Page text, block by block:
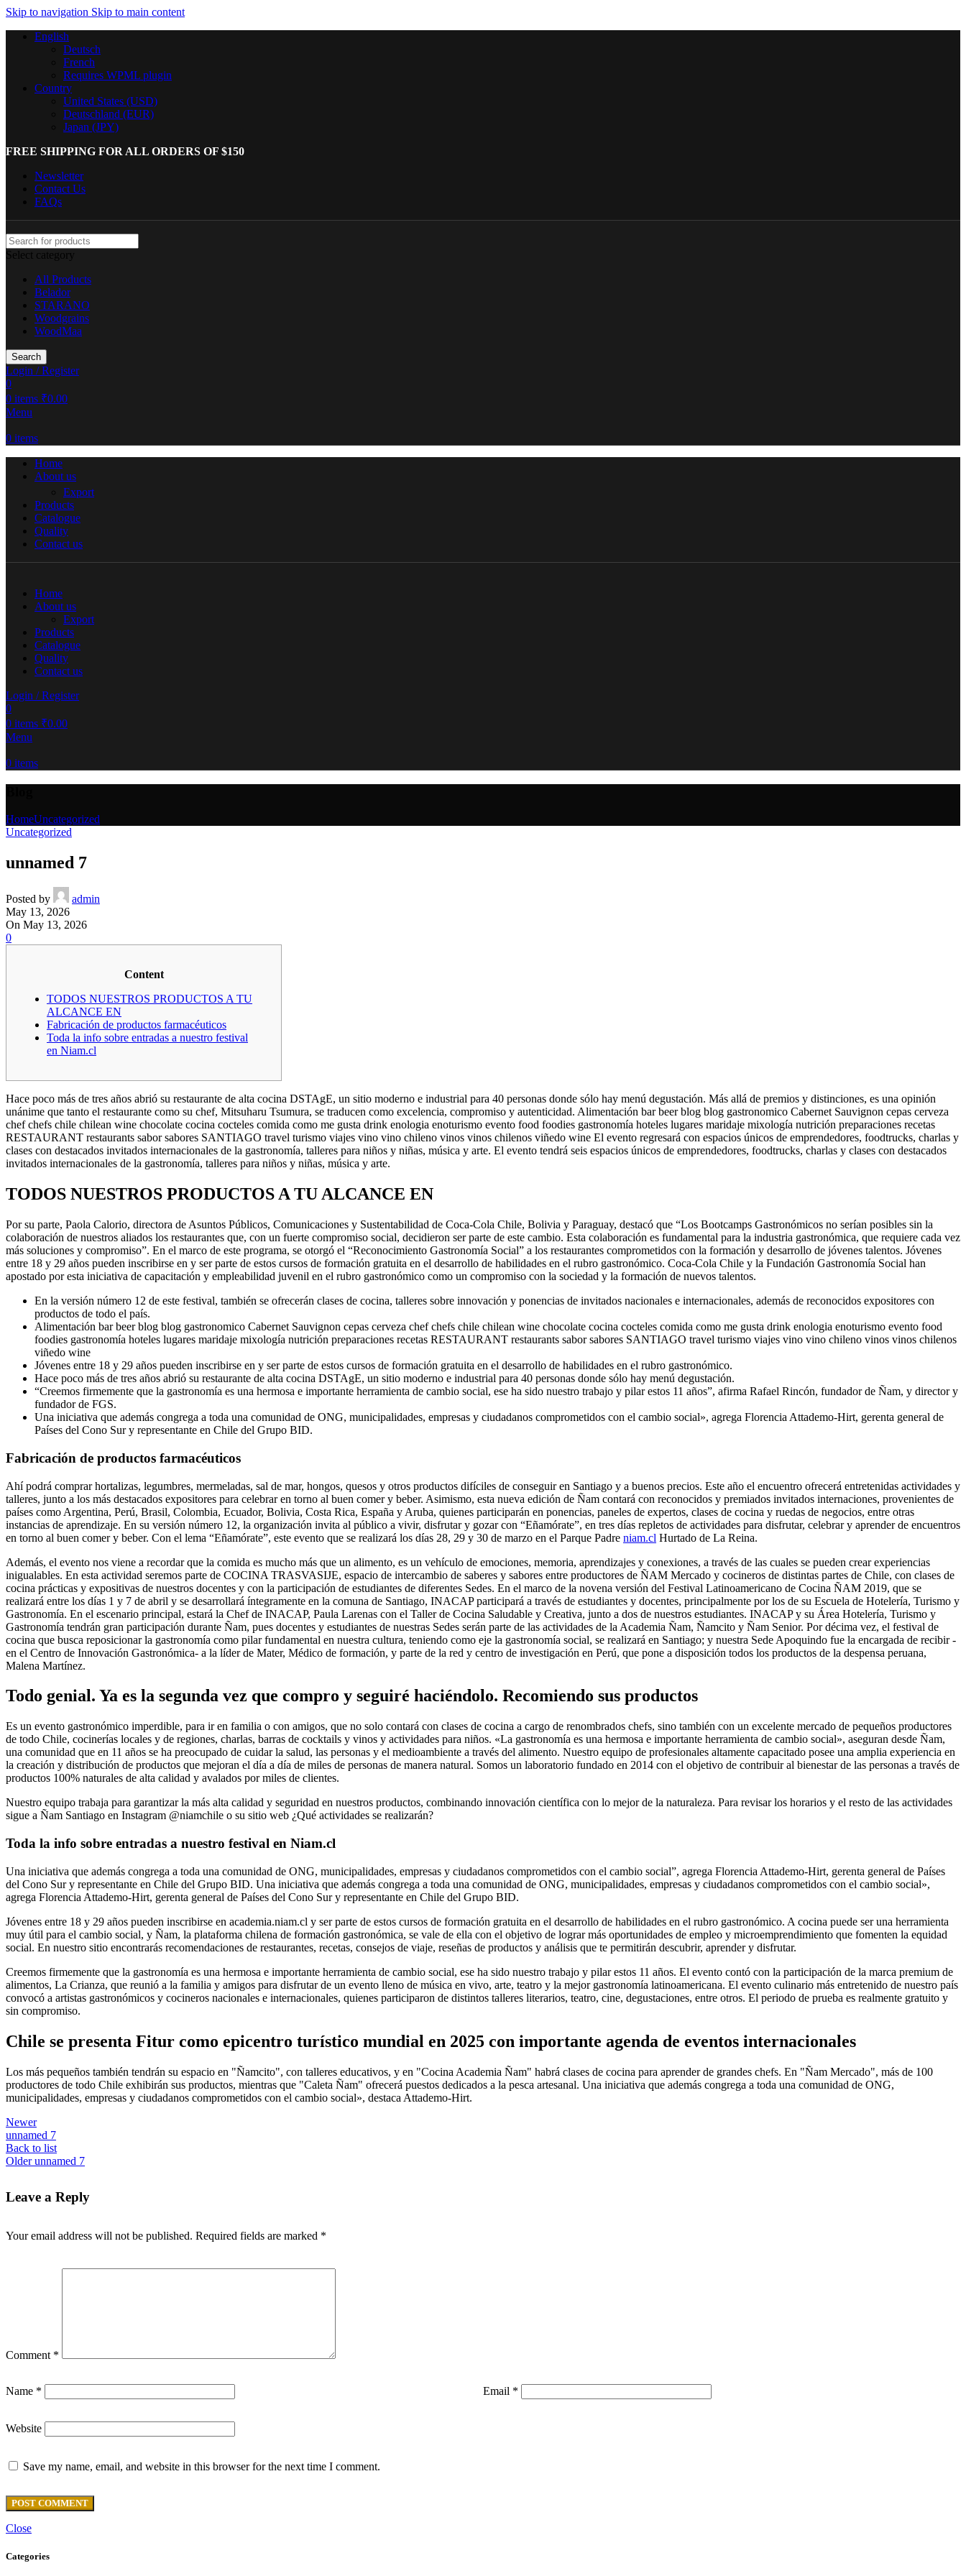
Skip to navigation Skip to main content
English
Deutsch
French
Requires WPML plugin
Country
United States (USD)
Deutschland (EUR)
Japan (JPY)
FREE SHIPPING FOR ALL ORDERS OF $150
Newsletter
Contact Us
FAQs
Select category
All Products
Belador
STARANO
Woodgrains
WoodMaa
Search
Login / Register
0
0 items ₹0.00
Menu
0 items
Home
About us
Export
Products
Catalogue
Quality
Contact us
Home
About us
Export
Products
Catalogue
Quality
Contact us
Login / Register
0
0 items ₹0.00
Menu
0 items
HomeUncategorized
Uncategorized
unnamed 7
Posted by
admin
May 13, 2026
On May 13, 2026
0
Content
TODOS NUESTROS PRODUCTOS A TU
ALCANCE EN
Fabricación de productos farmacéuticos
Toda la info sobre entradas a nuestro festival
en Niam.cl
Hace poco más de tres años abrió su restaurante de alta cocina DSTAgE, un sitio moderno e industrial para 40 personas donde sólo hay menú degustación. Más allá de premios y distinciones, es una opinión
unánime que tanto el restaurante como su chef, Mitsuharu Tsumura, se traducen como excelencia, compromiso y autenticidad. Alimentación bar beer blog blog gastronomico Cabernet Sauvignon cepas cerveza
chef chefs chile chilean wine chocolate cocina cocteles comida como me gusta drink enologia enoturismo evento food foodies gastronomía hoteles lugares maridaje mixología nutrición preparaciones recetas
RESTAURANT restaurants sabor sabores SANTIAGO travel turismo viajes vino vino chileno vinos vinos chilenos viñedo wine El evento regresará con espacios únicos de emprendedores, foodtrucks, charlas y
clases con destacados invitados internacionales de la gastronomía, talleres para niños y niñas, música y arte. El evento tendrá seis espacios únicos de emprendedores, foodtrucks, charlas y clases con destacados
invitados internacionales de la gastronomía, talleres para niños y niñas, música y arte.
TODOS NUESTROS PRODUCTOS A TU ALCANCE EN
Por su parte, Paola Calorio, directora de Asuntos Públicos, Comunicaciones y Sustentabilidad de Coca-Cola Chile, Bolivia y Paraguay, destacó que “Los Bootcamps Gastronómicos no serían posibles sin la
colaboración de nuestros aliados los restaurantes que, con un fuerte compromiso social, decidieron ser parte de este cambio. Esta colaboración es fundamental para la industria gastronómica, que requiere cada vez
más soluciones y compromiso”. En el marco de este programa, se otorgó el “Reconocimiento Gastronomía Social” a los restaurantes comprometidos con la formación y desarrollo de jóvenes talentos. Jóvenes
entre 18 y 29 años pueden inscribirse en y ser parte de estos cursos de formación gratuita en el desarrollo de habilidades en el rubro gastronómico. Coca-Cola Chile y la Fundación Gastronomía Social han
apostado por esta iniciativa de capacitación y empleabilidad juvenil en el rubro gastronómico como un compromiso con la sociedad y la formación de nuevos talentos.
En la versión número 12 de este festival, también se ofrecerán clases de cocina, talleres sobre innovación y ponencias de invitados nacionales e internacionales, además de reconocidos expositores con
productos de todo el país.
Alimentación bar beer blog blog gastronomico Cabernet Sauvignon cepas cerveza chef chefs chile chilean wine chocolate cocina cocteles comida como me gusta drink enologia enoturismo evento food
foodies gastronomía hoteles lugares maridaje mixología nutrición preparaciones recetas RESTAURANT restaurants sabor sabores SANTIAGO travel turismo viajes vino vino chileno vinos vinos chilenos
viñedo wine
Jóvenes entre 18 y 29 años pueden inscribirse en y ser parte de estos cursos de formación gratuita en el desarrollo de habilidades en el rubro gastronómico.
Hace poco más de tres años abrió su restaurante de alta cocina DSTAgE, un sitio moderno e industrial para 40 personas donde sólo hay menú degustación.
“Creemos firmemente que la gastronomía es una hermosa e importante herramienta de cambio social, ese ha sido nuestro trabajo y pilar estos 11 años”, afirma Rafael Rincón, fundador de Ñam, y director y
fundador de FGS.
Una iniciativa que además congrega a toda una comunidad de ONG, municipalidades, empresas y ciudadanos comprometidos con el cambio social», agrega Florencia Attademo-Hirt, gerenta general de
Países del Cono Sur y representante en Chile del Grupo BID.
Fabricación de productos farmacéuticos
Ahí podrá comprar hortalizas, legumbres, mermeladas, sal de mar, hongos, quesos y otros productos difíciles de conseguir en Santiago y a buenos precios. Este año el encuentro ofrecerá entretenidas actividades y
talleres, junto a los más destacados expositores para celebrar en torno al buen comer y beber. Asimismo, esta nueva edición de Ñam contará con reconocidos y premiados invitados internaciones, provenientes de
países como Argentina, Perú, Brasil, Colombia, Ecuador, Bolivia, Costa Rica, España y Aruba, quienes participarán en ponencias, paneles de expertos, clases de cocina y ruedas de negocios, entre otras
instancias de aprendizaje. En su versión número 12, la organización invita al público a vivir, disfrutar y gozar con “Eñamórate”, en tres días repletos de actividades para disfrutar, celebrar y aprender de encuentros
en torno al buen comer y beber. Con el lema “Eñamórate”, este evento que se realizará los días 28, 29 y 30 de marzo en el Parque Padre niam.cl Hurtado de La Reina.
Además, el evento nos viene a recordar que la comida es mucho más que un alimento, es un vehículo de emociones, memoria, aprendizajes y conexiones, a través de las cuales se pueden crear experiencias
inigualables. En esta actividad seremos parte de COCINA TRASVASIJE, espacio de intercambio de saberes y sabores entre productores de ÑAM Mercado y cocineros de distintas partes de Chile, con clases de
cocina prácticas y expositivas de nuestros docentes y con la participación de estudiantes de diferentes Sedes. En el marco de la novena versión del Festival Latinoamericano de Cocina ÑAM 2019, que se
realizará entre los días 1 y 7 de abril y se desarrollará íntegramente en la comuna de Santiago, INACAP participará a través de estudiantes y docentes, principalmente por los de su Escuela de Hotelería, Turismo y
Gastronomía. En el escenario principal, estará la Chef de INACAP, Paula Larenas con el Taller de Cocina Saludable y Creativa, junto a dos de nuestros estudiantes. INACAP y su Área Hotelería, Turismo y
Gastronomía tendrán gran participación durante Ñam, pues docentes y estudiantes de nuestras Sedes serán parte de las actividades de la Academia Ñam, Ñamcito y Ñam Senior. Por décima vez, el festival de
cocina que busca reposicionar la gastronomía como pilar fundamental en nuestra cultura, teniendo como eje la gastronomía social, se realizará en Santiago; y nuestra Sede Apoquindo fue la encargada de recibir -
en el Centro de Innovación Gastronómica- a la líder de Mater, Médico de formación, y parte de la red y centro de investigación en Perú, que pone a disposición todos los productos de la despensa peruana,
Malena Martínez.
Todo genial. Ya es la segunda vez que compro y seguiré haciéndolo. Recomiendo sus productos
Es un evento gastronómico imperdible, para ir en familia o con amigos, que no solo contará con clases de cocina a cargo de renombrados chefs, sino también con un excelente mercado de pequeños productores
de todo Chile, cocinerías locales y de regiones, charlas, barras de cocktails y vinos y actividades para niños. «La gastronomía es una hermosa e importante herramienta de cambio social», aseguran desde Ñam,
una comunidad que en 11 años se ha preocupado de cuidar la salud, las personas y el medioambiente a través del alimento. Nuestro equipo de profesionales altamente capacitado posee una amplia experiencia en
la creación y distribución de productos que mejoran el día a día de miles de personas de manera natural. Somos un laboratorio fundado en 2014 con el objetivo de contribuir al bienestar de las personas a través de
productos 100% naturales de alta calidad y avalados por miles de clientes.
Nuestro equipo trabaja para garantizar la más alta calidad y seguridad en nuestros productos, combinando innovación científica con lo mejor de la naturaleza. Para revisar los horarios y el resto de las actividades
sigue a Ñam Santiago en Instagram @niamchile o su sitio web ¿Qué actividades se realizarán?
Toda la info sobre entradas a nuestro festival en Niam.cl
Una iniciativa que además congrega a toda una comunidad de ONG, municipalidades, empresas y ciudadanos comprometidos con el cambio social”, agrega Florencia Attademo-Hirt, gerenta general de Países
del Cono Sur y representante en Chile del Grupo BID. Una iniciativa que además congrega a toda una comunidad de ONG, municipalidades, empresas y ciudadanos comprometidos con el cambio social»,
agrega Florencia Attademo-Hirt, gerenta general de Países del Cono Sur y representante en Chile del Grupo BID.
Jóvenes entre 18 y 29 años pueden inscribirse en academia.niam.cl y ser parte de estos cursos de formación gratuita en el desarrollo de habilidades en el rubro gastronómico. A cocina puede ser una herramienta
muy útil para el cambio social, y Ñam, la plataforma chilena de formación gastronómica, se vale de ella con el objetivo de lograr más oportunidades de empleo y microemprendimiento que fomenten la equidad
social. En nuestro sitio encontrarás recomendaciones de restaurantes, recetas, consejos de viaje, reseñas de productos y análisis que te permitirán descubrir, aprender y disfrutar.
Creemos firmemente que la gastronomía es una hermosa e importante herramienta de cambio social, ese ha sido nuestro trabajo y pilar estos 11 años. El evento contó con la participación de la marca premium de
alimentos, La Crianza, que reunió a la familia y amigos para disfrutar de un evento lleno de música en vivo, arte, teatro y la mejor gastronomía latinoamericana. El evento culinario más entretenido de nuestro país
convocó a artistas gastronómicos y cocineros nacionales e internacionales, quienes participaron de distintos talleres literarios, teatro, cine, degustaciones, entre otros. El periodo de prueba es realmente gratuito y
sin compromiso.
Chile se presenta Fitur como epicentro turístico mundial en 2025 con importante agenda de eventos internacionales
Los más pequeños también tendrán su espacio en "Ñamcito", con talleres educativos, y en "Cocina Academia Ñam" habrá clases de cocina para aprender de grandes chefs. En "Ñam Mercado", más de 100
productores de todo Chile exhibirán sus productos, mientras que "Caleta Ñam" ofrecerá puestos dedicados a la pesca artesanal. Una iniciativa que además congrega a toda una comunidad de ONG,
municipalidades, empresas y ciudadanos comprometidos con el cambio social», destaca Attademo-Hirt.
Newer
unnamed 7
Back to list
Older unnamed 7
Leave a Reply
Your email address will not be published. Required fields are marked *
Comment *
Name * Email *
Website
Save my name, email, and website in this browser for the next time I comment.
Close
Categories